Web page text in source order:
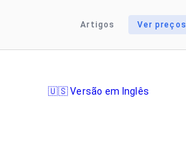
Artigos Ver preços
🇺🇸 Versão em Inglês